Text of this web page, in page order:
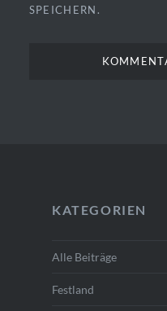
SPEICHERN.
KATEGORIEN
Alle Beiträge
Festland